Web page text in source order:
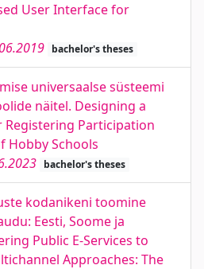
User Interface for
bachelor's theses
universaalse süsteemi
näitel. Designing a
Registering Participation
Hobby Schools
bachelor's theses
kodanikeni toomine
Eesti, Soome ja
Public E-Services to
Approaches: The